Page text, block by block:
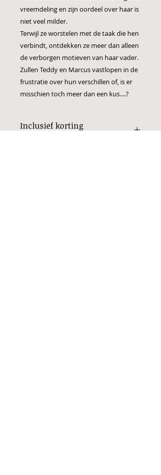
vreemdeling en zijn oordeel over haar is
niet veel milder.
Terwijl ze worstelen met de taak die hen
verbindt, ontdekken ze meer dan alleen
de verborgen motieven van haar vader.
Zullen Teddy en Marcus vastlopen in de
frustratie over hun verschillen of, is er
misschien toch meer dan een kus....?
Inclusief korting